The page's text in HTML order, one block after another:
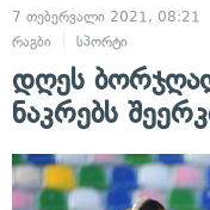
7 თებერვალი 2021, 08:21
რაგბი
სპორტი
დღეს
ნაკრებს